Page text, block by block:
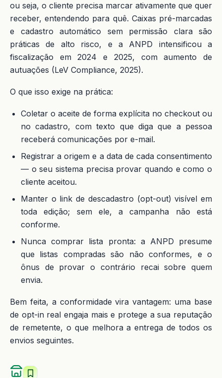
ou seja, o cliente precisa marcar ativamente que quer
receber, entendendo para quê. Caixas pré-marcadas
e cadastro automático sem permissão clara são
práticas de alto risco, e a ANPD intensificou a
fiscalização em 2024 e 2025, com aumento de
autuações (LeV Compliance, 2025).
O que isso exige na prática:
Coletar o aceite de forma explícita no checkout ou
no cadastro, com texto que diga que a pessoa
receberá comunicações por e-mail.
Registrar a origem e a data de cada consentimento
— o seu sistema precisa provar quando e como o
cliente aceitou.
Manter o link de descadastro (opt-out) visível em
toda edição; sem ele, a campanha não está
conforme.
Nunca comprar lista pronta: a ANPD presume
que listas compradas são não conformes, e o
ônus de provar o contrário recai sobre quem
envia.
Bem feita, a conformidade vira vantagem: uma base
de opt-in real engaja mais e protege a sua reputação
de remetente, o que melhora a entrega de todos os
envios seguintes.